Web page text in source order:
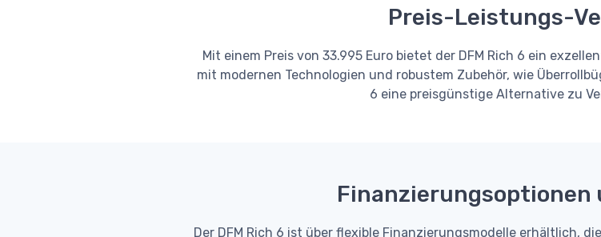
Preis-Leistungs-
Mit einem Preis von 33.995 Euro bietet der DFM Rich 6 ein
mit modernen Technologien und robustem Zubehör, wie
6 eine preisgünstige Alternative zu
Finanzierungsoptionen
Der DFM Rich 6 ist über flexible Finanzierungsmodelle erhältlich,